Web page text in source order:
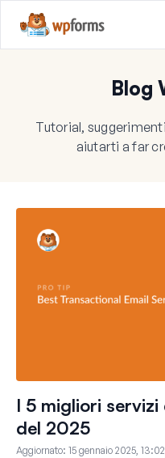
Blog
Tutorial,
aiutarti a far
I 5 migliori servizi
del 2025
Aggiornato: 15 gennaio 2025, 13:02